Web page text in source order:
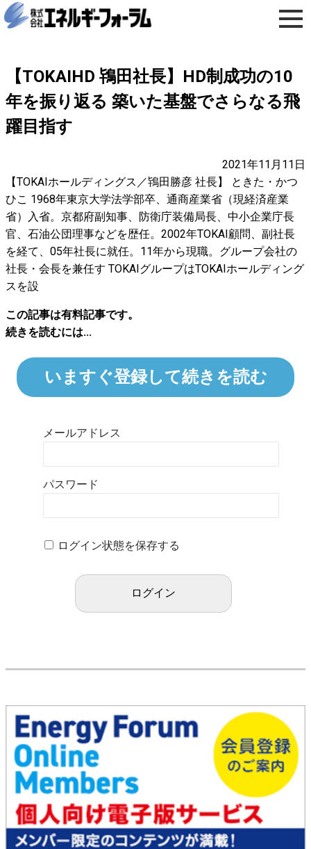
【TOKAIHD 鴇田社長】HD制成功の10
年を振り返る 築いた基盤でさらなる飛
躍目指す
2021年11月11日
【TOKAIホールディングス／鴇田勝彦 社長】 ときた・かつ
ひこ 1968年東京大学法学部卒、通商産業省（現経済産業
省）入省。京都府副知事、防衛庁装備局長、中小企業庁長
官、石油公団理事などを歴任。2002年TOKAI顧問、副社長
を経て、05年社長に就任。11年から現職。グループ会社の
社長・会長を兼任す TOKAIグループはTOKAIホールディング
スを設
この記事は有料記事です。
続きを読むには...
いますぐ登録して続きを読む
メールアドレス
パスワード
ログイン状態を保存する